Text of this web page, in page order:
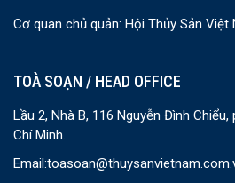
Cơ quan chủ quản: Hội Thủy Sản Việt
TOÀ SOẠN / HEAD OFFICE
Lầu 2, Nhà B, 116 Nguyễn Đình
Chí Minh.
Email: